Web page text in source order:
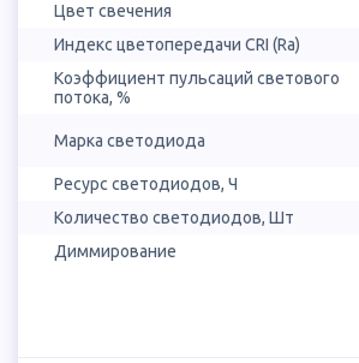
Цвет свечения
Индекс цветопередачи CRI (Ra)
Коэффициент пульсаций светового
потока, %
Марка светодиода
Ресурс светодиодов, Ч
Количество светодиодов, Шт
Диммирование